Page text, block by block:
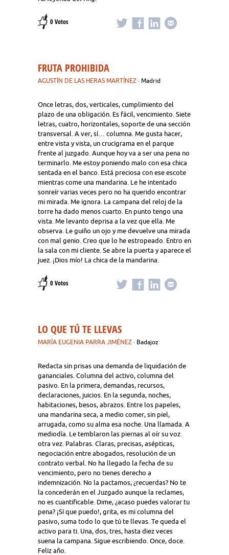
0 Votos
FRUTA PROHIBIDA
AGUSTÍN DE LAS HERAS MARTÍNEZ · Madrid
Once letras, dos, verticales, cumplimiento del
plazo de una obligación. Es fácil, vencimiento. Siete
letras, cuatro, horizontales, soporte de una sección
transversal. A ver, sí… columna. Me gusta hacer,
entre vista y vista, un crucigrama en el parque
frente al juzgado. Aunque hoy va a ser una pena no
terminarlo. Me estoy poniendo malo con esa chica
sentada en el banco. Está preciosa con ese escote
mientras come una mandarina. Le he intentado
sonreír varias veces pero no ha querido encontrar
mi mirada. Me ignora. La campana del reloj de la
torre ha dado menos cuarto. En punto tengo una
vista. Me levanto deprisa a la vez que ella. Me
observa. Le guiño un ojo y me devuelve una mirada
con mal genio. Creo que lo he estropeado. Entro en
la sala con mi cliente. Se abre la puerta y aparece el
juez. ¡Dios mío! La chica de la mandarina.
0 Votos
LO QUE TÚ TE LLEVAS
MARÍA EUGENIA PARRA JIMÉNEZ · Badajoz
Redacta sin prisas una demanda de liquidación de
gananciales. Columna del activo, columna del
pasivo. En la primera, demandas, recursos,
declaraciones, juicios. En la segunda, noches,
habitaciones, besos, abrazos. Entre los papeles,
una mandarina seca, a medio comer, sin piel,
arrugada, como su alma esa noche. Una llamada. A
mediodía. Le temblaron las piernas al oír su voz
otra vez. Palabras. Claras, precisas, asépticas,
negociación entre abogados, resolución de un
contrato verbal. No ha llegado la fecha de su
vencimiento, pero no tienes derecho a
indemnización. No la pactamos, ¿recuerdas? No te
la concederán en el Juzgado aunque la reclames,
no es cuantificable. Dime, ¿acaso puedes valorar tu
pena? ¡Sí que puedo!, grita, es mi columna del
pasivo, suma todo lo que tú te llevas. Te queda el
activo para ti. Una, dos, tres, hasta diez veces
suena la campana. Sigue escribiendo. Once, doce.
Feliz año.